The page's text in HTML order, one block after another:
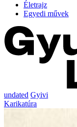
Életrajz
Egyedi művek
undated Gyivi
Karikatúra